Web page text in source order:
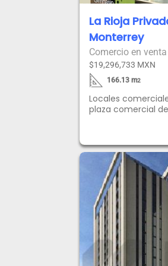
La Rioja
Monterrey
Comercio en venta
$19,296,733 MXN
166.13m2
Locales
plaza comercial